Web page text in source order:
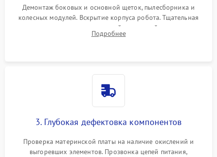
Демонтаж боковых и основной щеток, пылесборника и
колесных модулей. Вскрытие корпуса робота. Тщательная
очистка внутренних полостей, шестерней и плат от
скопившейся пыли, волос и шерсти животных с
Подробнее
3. Глубокая дефектовка компонентов
Проверка материнской платы на наличие окислений и
выгоревших элементов. Прозвонка цепей питания,